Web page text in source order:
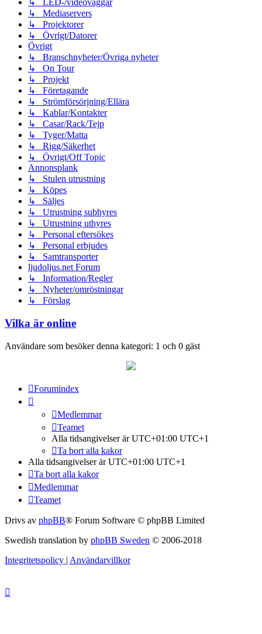
↳ LED-/videoväggar
↳ Mediaservers
↳ Projektorer
↳ Övrigt/Datorer
Övrigt
↳ Branschnyheter/Övriga nyheter
↳ On Tour
↳ Projekt
↳ Företagande
↳ Strömförsörjning/Ellära
↳ Kablar/Kontakter
↳ Casar/Rack/Tejp
↳ Tyger/Matta
↳ Rigg/Säkerhet
↳ Övrigt/Off Topic
Annonsplank
↳ Stulen utrustning
↳ Köpes
↳ Säljes
↳ Utrustning subhyres
↳ Utrustning uthyres
↳ Personal eftersökes
↳ Personal erbjudes
↳ Samtransporter
ljudoljus.net Forum
↳ Information/Regler
↳ Nyheter/omröstningar
↳ Förslag
Vilka är online
Användare som besöker denna kategori: 1 och 0 gäst
Forumindex
Medlemmar
Teamet
Alla tidsangivelser är UTC+01:00 UTC+1
Ta bort alla kakor
Alla tidsangivelser är UTC+01:00 UTC+1
Ta bort alla kakor
Medlemmar
Teamet
Drivs av phpBB® Forum Software © phpBB Limited
Swedish translation by phpBB Sweden © 2006-2018
Integritetspolicy | Användarvillkor